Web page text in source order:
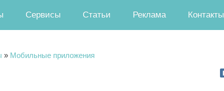
Сервисы Статьи Реклама Контакты
» Мобильные приложения